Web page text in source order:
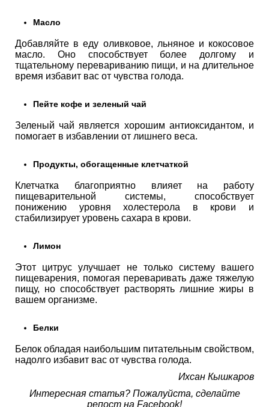
Масло
Добавляйте в еду оливковое, льняное и кокосовое
масло. Оно способствует более долгому и
тщательному перевариванию пищи, и на длительное
время избавит вас от чувства голода.
Пейте кофе и зеленый чай
Зеленый чай является хорошим антиоксидантом, и
помогает в избавлении от лишнего веса.
Продукты, обогащенные клетчаткой
Клетчатка благоприятно влияет на работу
пищеварительной системы, способствует
понижению уровня холестерола в крови и
стабилизирует уровень сахара в крови.
Лимон
Этот цитрус улучшает не только систему вашего
пищеварения, помогая переваривать даже тяжелую
пищу, но способствует растворять лишние жиры в
вашем организме.
Белки
Белок обладая наибольшим питательным свойством,
надолго избавит вас от чувства голода.
Ихсан Кышкаров
Интересная статья? Пожалуйста, сделайте
репост на Facebook!